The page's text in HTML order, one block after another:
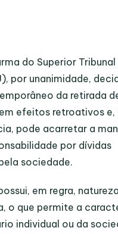
do Superior Tribunal
por unanimidade,
da retirada
efeitos retroativos e,
pode acarretar a
por dívidas
sociedade.
em regra, natureza
o que permite a
individual ou da